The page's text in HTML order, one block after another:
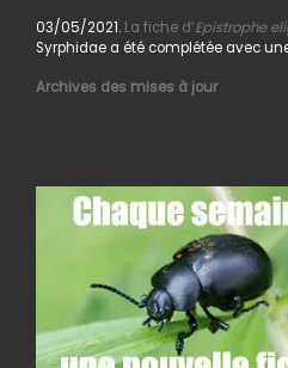
03/05/2021. La fiche d’Epistrophe
Syrphidae a été complétée avec
Archives des mises à jour